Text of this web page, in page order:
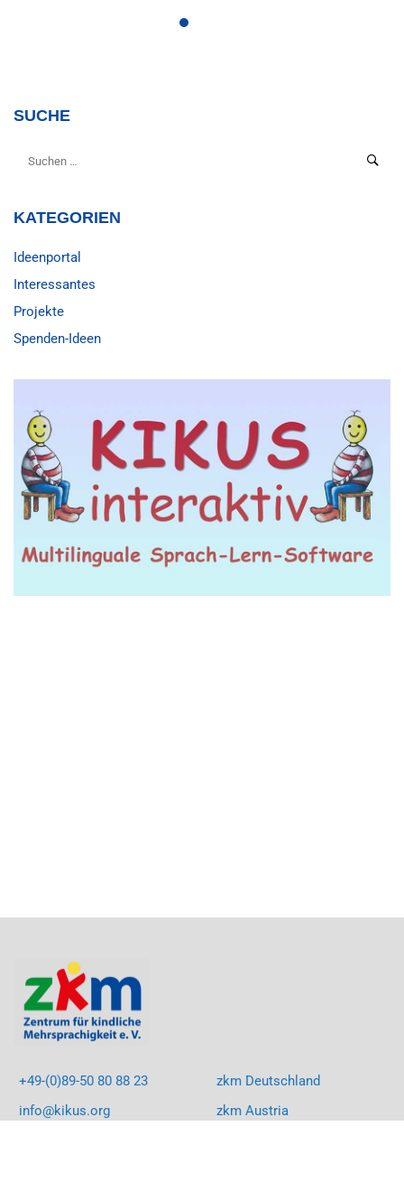
SUCHE
KATEGORIEN
Ideenportal
Interessantes
Projekte
Spenden-Ideen
+49-(0)89-50 80 88 23
zkm Deutschland
info@kikus.org
zkm Austria